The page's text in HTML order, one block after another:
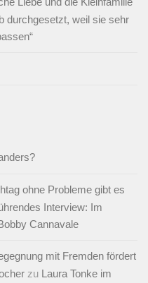
durchgesetzt, weil sie sehr
ohne Probleme gibt es
Interview: Im
Cannavale
mit Fremden fördert
zu Laura Tonke im